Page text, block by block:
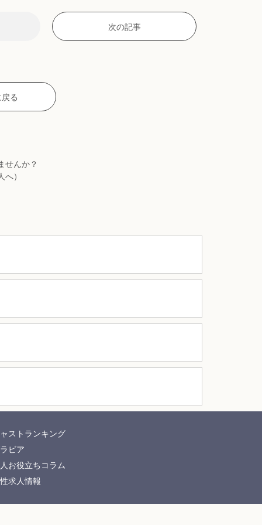
次の記事
る
せんか？
）
ストランキング
ビア
お役立ちコラム
求人情報